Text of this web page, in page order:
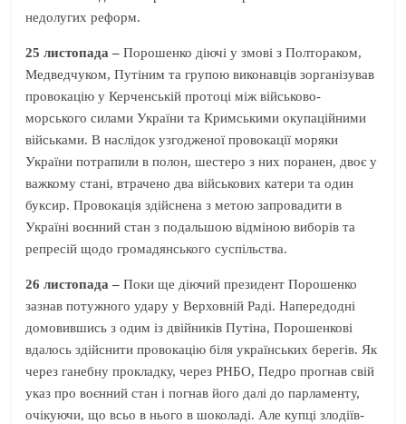
недолугих реформ.
25 листопада – Порошенко діючі у змові з Полтораком,
Медведчуком, Путіним та групою виконавців зорганізував
провокацію у Керченській протоці між військово-
морського силами України та Кримськими окупаційними
військами. В наслідок узгодженої провокації моряки
України потрапили в полон, шестеро з них поранен, двоє у
важкому стані, втрачено два військових катери та один
буксир. Провокація здійснена з метою запровадити в
Україні воєнний стан з подальшою відміною виборів та
репресій щодо громадянського суспільства.
26 листопада –Поки ще діючий президент Порошенко
зазнав потужного удару у Верховній Раді. Напередодні
домовившись з одим із двійників Путіна, Порошенкові
вдалось здійснити провокацію біля українських берегів. Як
через ганебну прокладку, через РНБО, Педро прогнав свій
указ про воєнний стан і погнав його далі до парламенту,
очікуючи, що всьо в нього в шоколаді. Але купці злодіїв-